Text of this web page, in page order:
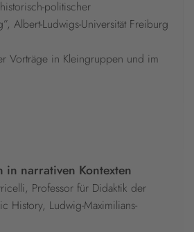
politischer
Albert-Ludwigs-Universität Freiburg
Vorträge in Kleingruppen und im
in narrativen Kontexten
Professor für Didaktik der
History, Ludwig-Maximilians-